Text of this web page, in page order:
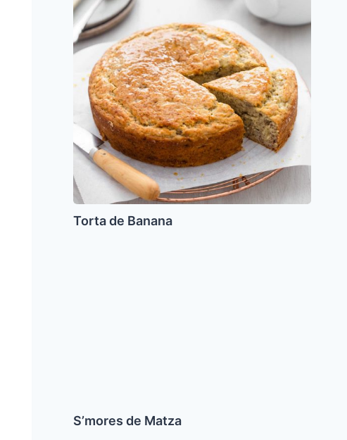
Banana
Torta de Banana
S’mores de Matza